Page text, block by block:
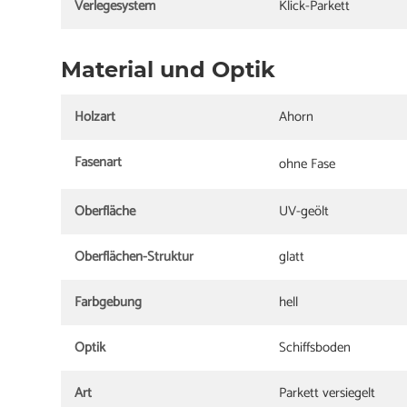
Verlegesystem Klick-Parkett
Material und Optik
Holzart
Ahorn
Fasenart
ohne Fase
Oberfläche
UV-geölt
Oberflächen-Struktur
glatt
Farbgebung
hell
Optik
Schiffsboden
Art
Parkett versiegelt